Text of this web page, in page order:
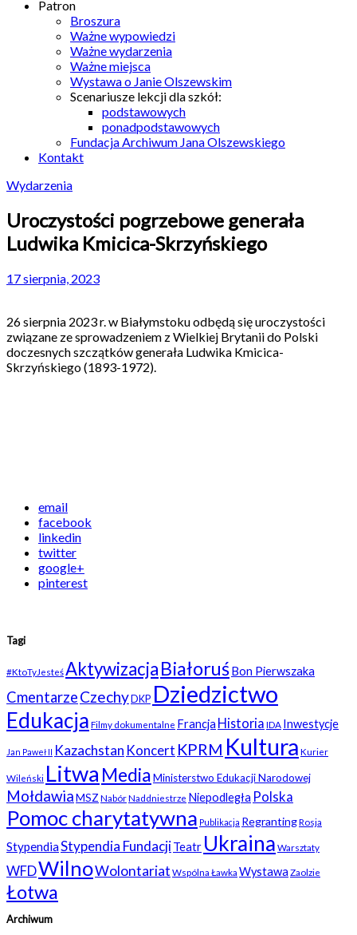
Patron
Broszura
Ważne wypowiedzi
Ważne wydarzenia
Ważne miejsca
Wystawa o Janie Olszewskim
Scenariusze lekcji dla szkół:
podstawowych
ponadpodstawowych
Fundacja Archiwum Jana Olszewskiego
Kontakt
Wydarzenia
Uroczystości pogrzebowe generała
Ludwika Kmicica-Skrzyńskiego
17 sierpnia, 2023
26 sierpnia 2023 r. w Białymstoku odbędą się uroczystości
związane ze sprowadzeniem z Wielkiej Brytanii do Polski
doczesnych szczątków generała Ludwika Kmicica-
Skrzyńskiego (1893-1972).
email
facebook
linkedin
twitter
google+
pinterest
Tagi
#KtoTyJesteśAktywizacjaBiałoruśBon Pierwszaka
CmentarzeCzechyDKP Dziedzictwo
Edukacja Filmy dokumentalne Francja Historia IDA Inwestycje
Jan Paweł II Kazachstan Koncert KPRM Kultura Kurier
Wileński Litwa MediaMinisterstwo Edukacji Narodowej
MołdawiaMSZ NabórNaddniestrze Niepodległa Polska
Pomoc charytatywna Publikacja RegrantingRosja
StypendiaStypendia FundacjiTeatr Ukraina Warsztaty
WFDWilnoWolontariat Wspólna Ławka Wystawa Zaolzie
Łotwa
Archiwum